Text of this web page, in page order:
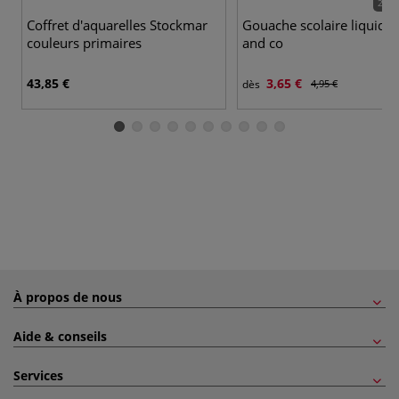
Coffret d'aquarelles Stockmar
couleurs primaires
43,85 €
Gouache scolaire liquide
and co
dès 3,65 € 4,95 €
À propos de nous
Aide & conseils
Services